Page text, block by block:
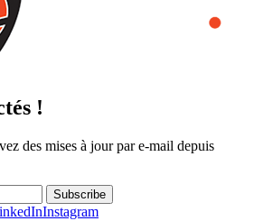
!
des mises à jour par e-mail depuis
Subscribe
Instagram